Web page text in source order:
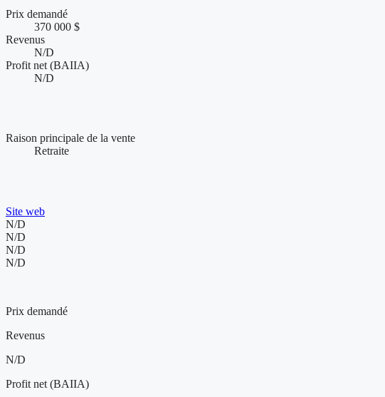
Prix demandé
370 000 $
Revenus
N/D
Profit net (BAIIA)
N/D
Raison principale de la vente
Retraite
Site web
N/D
N/D
N/D
N/D
Prix demandé
Revenus
N/D
Profit net (BAIIA)